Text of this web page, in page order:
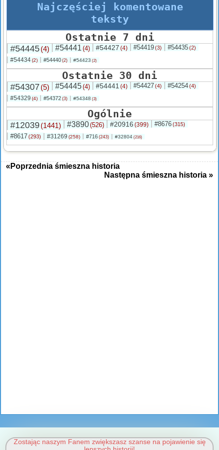
Najczęściej komentowane
teksty
Ostatnie 7 dni
#54445(4) #54441 (4) #54427 (4) #54419(3) #54435(2)
#54434(2) #54440 (2) #54423 (2)
Ostatnie 30 dni
#54307 (5) #54445(4) #54441 (4) #54427(4) #54254(4)
#54329 (4) #54372 (3) #54348 (3)
Ogólnie
#12039(1441) #3890(526) #20916 (399) #8676(315)
#8617(293) #31269 (258) #716 (243) #32804 (216)
«Poprzednia śmieszna historia
Następna śmieszna historia »
Zostając naszym Fanem zwiększasz szanse na pojawienie się